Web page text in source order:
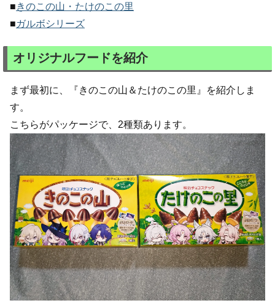
■きのこの山・たけのこの里
■ガルボシリーズ
オリジナルフードを紹介
まず最初に、『きのこの山＆たけのこの里』を紹介しま
す。
こちらがパッケージで、2種類あります。